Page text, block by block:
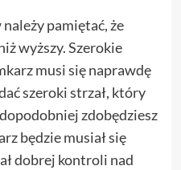
pamiętać, że
wyższy. Szerokie
musi się naprawdę
szeroki strzał, który
zdobędziesz
będzie musiał się
dobrej kontroli nad